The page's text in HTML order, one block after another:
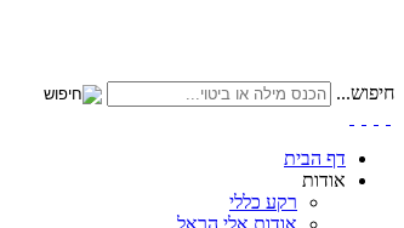
חיפוש...
דף הבית
אודות
רקע כללי
אודות אלי הראל